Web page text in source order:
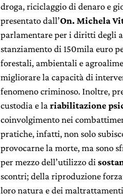
droga, riciclaggio di denaro e
presentato dall’On.Michela
parlamentare per i diritti degli
stanziamento di 150mila euro
forestali, ambientali e
migliorare la capacità di
fenomeno criminoso. Inoltre,
custodia e la riabilitazione
coinvolgimento nei
pratiche, infatti, non solo
provocarne la morte, ma sono
per mezzo dell’utilizzo di
scontri; della riproduzione
loro natura e dei